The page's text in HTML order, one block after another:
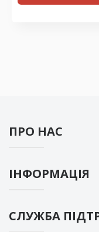
ПРО НАС
ІНФОРМАЦІЯ
СЛУЖБА